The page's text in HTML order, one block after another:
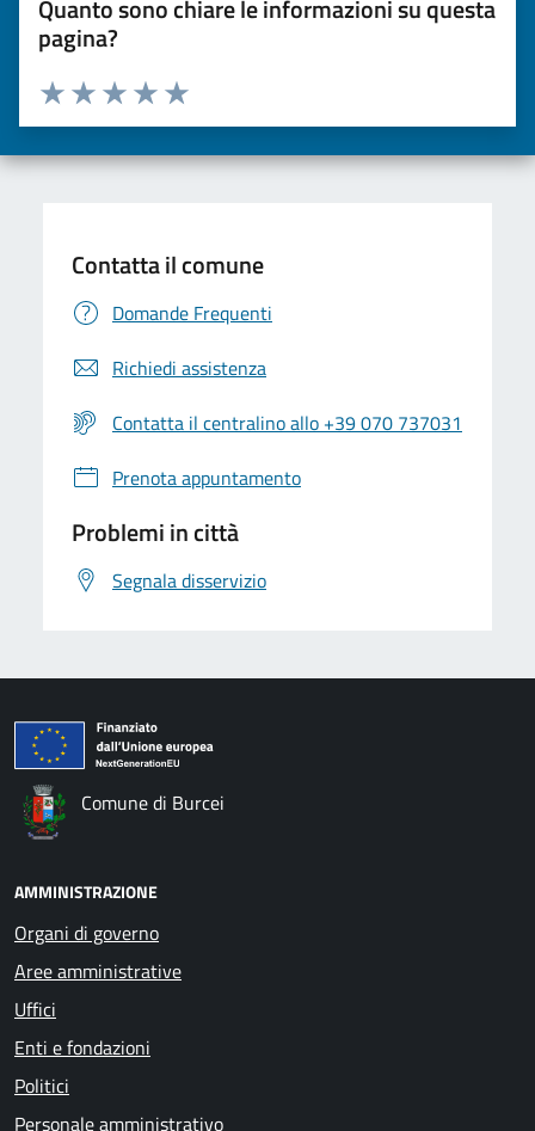
Quanto sono chiare le informazioni su questa
pagina?
Valuta da 1 a 5 stelle la pagina
Valuta 5 stelle su 5
Valuta 4 stelle su 5
Valuta 3 stelle su 5
Valuta 2 stelle su 5
Valuta una stella su 5
Contatta il comune
Domande Frequenti
Richiedi assistenza
Contatta il centralino allo +39 070 737031
Prenota appuntamento
Problemi in città
Segnala disservizio
Comune di Burcei
AMMINISTRAZIONE
Organi di governo
Aree amministrative
Uffici
Enti e fondazioni
Politici
Personale amministrativo